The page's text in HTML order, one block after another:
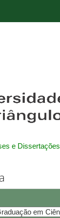
e Dissertações